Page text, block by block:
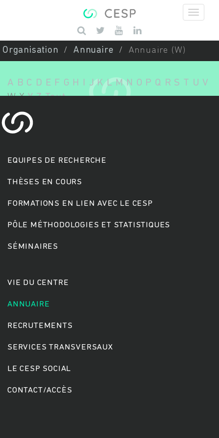
Saisissez vos mots-clés
Organisation Annuaire Annuaire (W)
A B C D E F G H J K L M N O P Q R S T U V
W X Y Z Tout
EQUIPES DE RECHERCHE
THÈSES EN COURS
FORMATIONS EN LIEN AVEC LE CESP
PÔLE MÉTHODOLOGIES ET STATISTIQUES
SÉMINAIRES
VIE DU CENTRE
ANNUAIRE
RECRUTEMENTS
SERVICES TRANSVERSAUX
LE CESP SOCIAL
CONTACT/ACCÈS